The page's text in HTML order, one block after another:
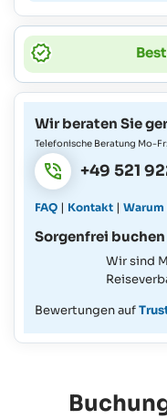
Wir beraten Sie
Telefonische Beratung Mo-
+49 521
FAQ | Kontakt |
Sorgenfrei buchen
Wir sind
Bewertungen auf